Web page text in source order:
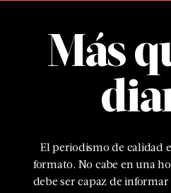
Más
El periodismo de calidad
formato. No cabe en una
debe ser capaz de